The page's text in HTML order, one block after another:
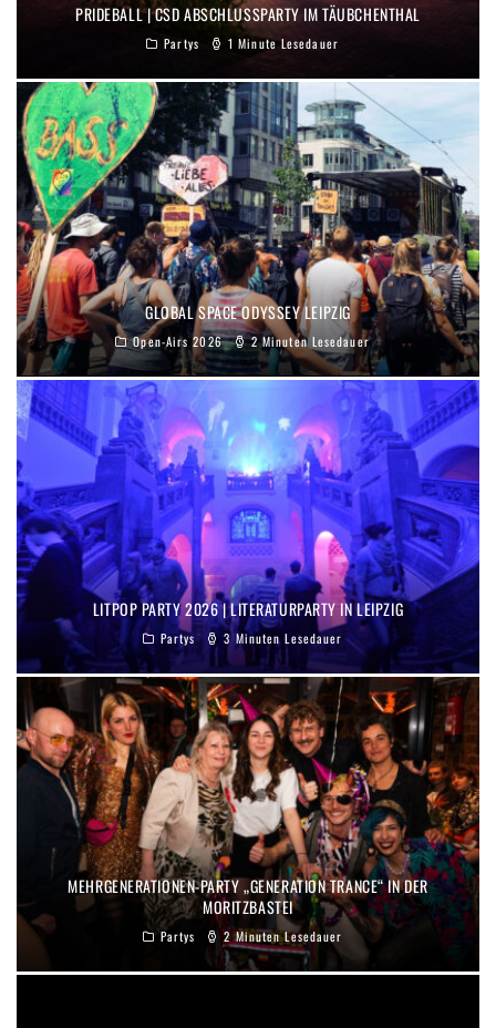
PRIDEBALL | CSD ABSCHLUSSPARTY IM TÄUBCHENTHAL
Partys 1 Minute Lesedauer
GLOBAL SPACE ODYSSEY LEIPZIG
Open-Airs 2026 2 Minuten Lesedauer
LITPOP PARTY 2026 | LITERATURPARTY IN LEIPZIG
Partys 3 Minuten Lesedauer
MEHRGENERATIONEN-PARTY „GENERATION TRANCE“ IN DER
MORITZBASTEI
Partys 2 Minuten Lesedauer